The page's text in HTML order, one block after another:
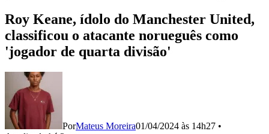
Roy Keane, ídolo do Manchester United,
classificou o atacante norueguês como
'jogador de quarta divisão'
PorMateus Moreira01/04/2024 às 14h27 •